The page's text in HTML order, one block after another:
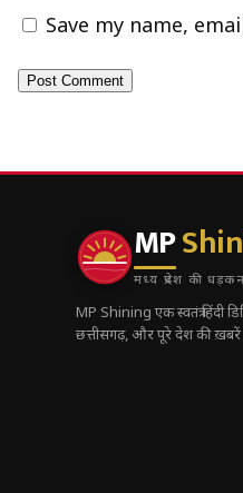
Save my name,
MP
मध्य प्रदेश की धड़कन
MP Shining एक स्वतंत्र हिंदी
छत्तीसगढ़, और पूरे देश की ख़बरें